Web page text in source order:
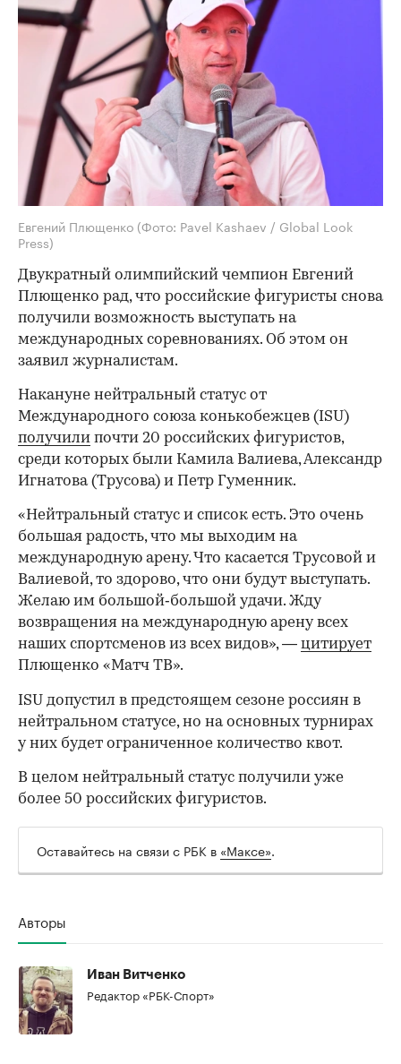
Евгений Плющенко (Фото: Pavel Kashaev / Global Look
Press)
Двукратный олимпийский чемпион Евгений
Плющенко рад, что российские фигуристы снова
получили возможность выступать на
международных соревнованиях. Об этом он
заявил журналистам.
Накануне нейтральный статус от
Международного союза конькобежцев (ISU)
получили почти 20 российских фигуристов,
среди которых были Камила Валиева, Александр
Игнатова (Трусова) и Петр Гуменник.
«Нейтральный статус и список есть. Это очень
большая радость, что мы выходим на
международную арену. Что касается Трусовой и
Валиевой, то здорово, что они будут выступать.
Желаю им большой‑большой удачи. Жду
возвращения на международную арену всех
наших спортсменов из всех видов», — цитирует
Плющенко «Матч ТВ».
00:00 / 00:00
ISU допустил в предстоящем сезоне россиян в
нейтральном статусе, но на основных турнирах
у них будет ограниченное количество квот.
В целом нейтральный статус получили уже
более 50 российских фигуристов.
Оставайтесь на связи с РБК в «Максе».
Авторы
Иван Витченко
Редактор «РБК-Спорт»